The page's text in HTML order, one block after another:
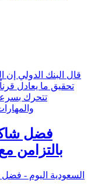
قال البنك الدولي إن
تحقيق ما يعادل
تتحرك
فضل
بالتزامن